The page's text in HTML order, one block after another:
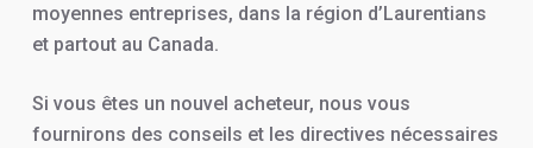
moyennes entreprises, dans la région d’Laurentians
et partout au Canada.
Si vous êtes un nouvel acheteur, nous vous
fournirons des conseils et les directives nécessaires